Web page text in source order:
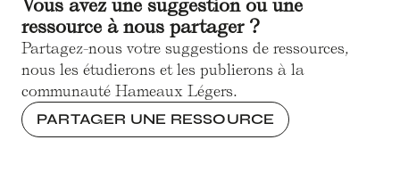
Vous avez une suggestion ou une
ressource à nous partager ?
Partagez-nous votre suggestions de ressources,
nous les étudierons et les publierons à la
communauté Hameaux Légers.
PARTAGER UNE RESSOURCE